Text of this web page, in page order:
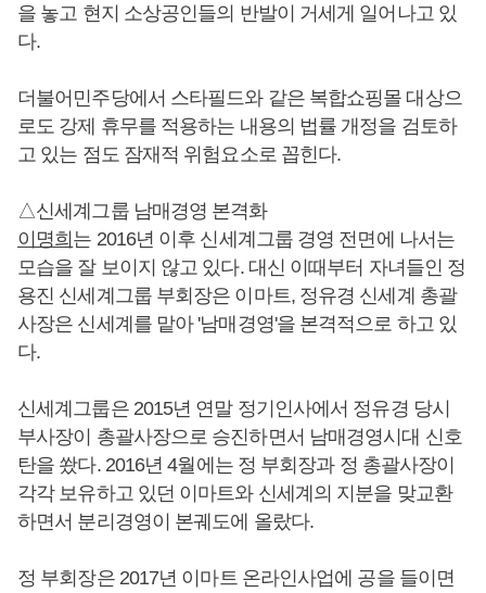
을 놓고 현지 소상공인들의 반발이 거세게 일어나고 있
다.
더불어민주당에서 스타필드와 같은 복합쇼핑몰 대상으
로도 강제 휴무를 적용하는 내용의 법률 개정을 검토하
고 있는 점도 잠재적 위험요소로 꼽힌다.
△신세계그룹 남매경영 본격화
이명희는 2016년 이후 신세계그룹 경영 전면에 나서는
모습을 잘 보이지 않고 있다. 대신 이때부터 자녀들인 정
용진 신세계그룹 부회장은 이마트, 정유경 신세계 총괄
사장은 신세계를 맡아 '남매경영'을 본격적으로 하고 있
다.
신세계그룹은 2015년 연말 정기인사에서 정유경 당시
부사장이 총괄사장으로 승진하면서 남매경영시대 신호
탄을 쐈다. 2016년 4월에는 정 부회장과 정 총괄사장이
각각 보유하고 있던 이마트와 신세계의 지분을 맞교환
하면서 분리경영이 본궤도에 올랐다.
정 부회장은 2017년 이마트 온라인사업에 공을 들이면